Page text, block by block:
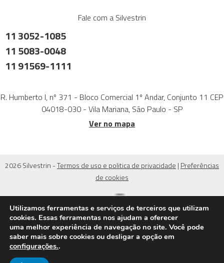
Fale com a Silvestrin
11 3052-1085
11 5083-0048
11 91569-1111
R. Humberto I, nº 371 - Bloco Comercial 1º Andar, Conjunto 11 CEP
04018-030 - Vila Mariana, São Paulo - SP
Ver no mapa
2026 Silvestrin -Termos de uso e politica de privacidade | Preferências
de cookies
Utilizamos ferramentas e serviços de terceiros que utilizam
cookies. Essas ferramentas nos ajudam a oferecer
uma melhor experiência de navegação no site. Você pode
saber mais sobre cookies ou desligar a opção em
configurações..